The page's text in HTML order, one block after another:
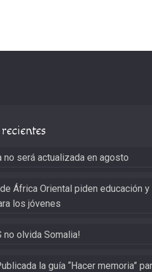
no será actualizada en agosto
África Oriental piden educación y
los jóvenes
no olvida Somalia!
la guía “Hacer memoria”